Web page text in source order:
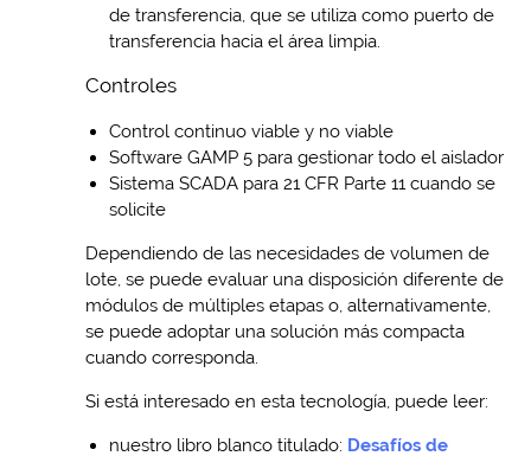
de transferencia, que se utiliza como puerto de
transferencia hacia el área limpia.
Controles
Control continuo viable y no viable
Software GAMP 5 para gestionar todo el aislador
Sistema SCADA para 21 CFR Parte 11 cuando se
solicite
Dependiendo de las necesidades de volumen de
lote, se puede evaluar una disposición diferente de
módulos de múltiples etapas o, alternativamente,
se puede adoptar una solución más compacta
cuando corresponda.
Si está interesado en esta tecnología, puede leer:
nuestro libro blanco titulado: Desafíos de